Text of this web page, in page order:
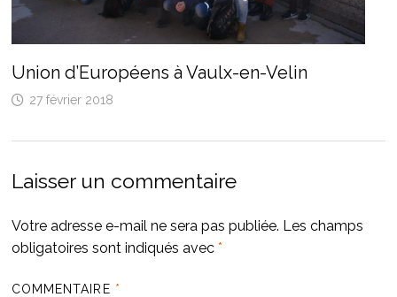
Union d’Européens à Vaulx-en-Velin
27 février 2018
Laisser un commentaire
Votre adresse e-mail ne sera pas publiée. Les champs
obligatoires sont indiqués avec *
COMMENTAIRE *